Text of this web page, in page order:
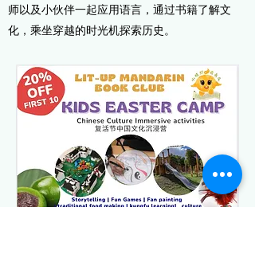
师以及小伙伴一起应用语言，通过书籍了解文
化，乘坐穿越的时光机探索历史。